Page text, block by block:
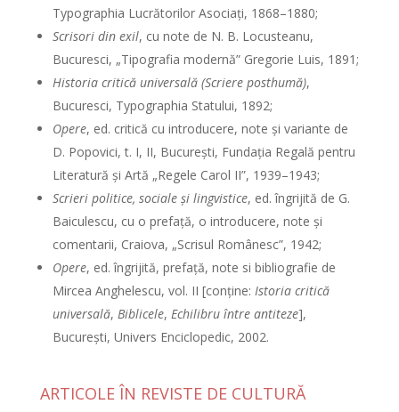
Typographia Lucrătorilor Asociaţi, 1868–1880;
Scrisori din exil, cu note de N. B. Locusteanu,
Bucuresci, „Tipografia modernă” Gregorie Luis, 1891;
Historia critică universală (Scriere posthumă),
Bucuresci, Typographia Statului, 1892;
Opere, ed. critică cu introducere, note şi variante de
D. Popovici, t. I, II, Bucureşti, Fundaţia Regală pentru
Literatură şi Artă „Regele Carol II”, 1939–1943;
Scrieri politice, sociale şi lingvistice, ed. îngrijită de G.
Baiculescu, cu o prefaţă, o introducere, note şi
comentarii, Craiova, „Scrisul Românesc”, 1942;
Opere, ed. îngrijită, prefaţă, note si bibliografie de
Mircea Anghelescu, vol. II [conţine: Istoria critică
universală, Biblicele, Echilibru între antiteze],
Bucureşti, Univers Enciclopedic, 2002.
ARTICOLE ÎN REVISTE DE CULTURĂ